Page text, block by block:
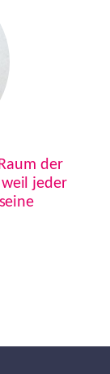
der
jeder